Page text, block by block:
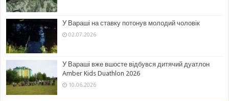
У Вараші на ставку потонув молодий чоловік
02.07.2026
У Вараші вже вшосте відбувся дитячий дуатлон
Amber Kids Duathlon 2026
10.06.2026